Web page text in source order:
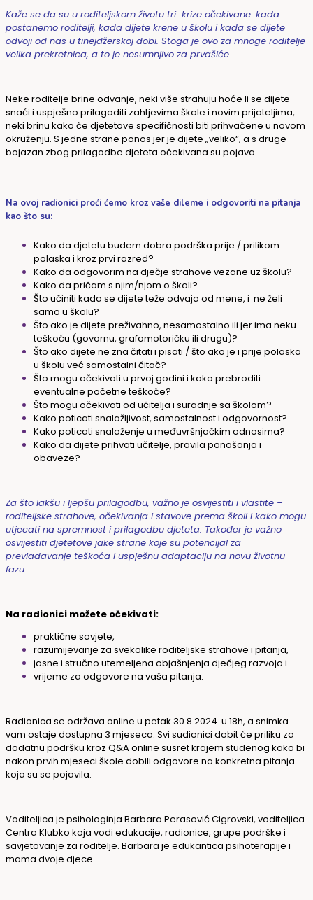
Kaže se da su u roditeljskom životu tri krize očekivane: kada
postanemo roditelji, kada dijete krene u školu i kada se dijete
odvoji od nas u tinejdžerskoj dobi. Stoga je ovo za mnoge roditelje
velika prekretnica, a to je nesumnjivo za prvašiće.
Neke roditelje brine odvanje, neki više strahuju hoće li se dijete
snaći i uspješno prilagoditi zahtjevima škole i novim prijateljima,
neki brinu kako će djetetove specifičnosti biti prihvaćene u novom
okruženju. S jedne strane ponos jer je dijete „veliko“, a s druge
bojazan zbog prilagodbe djeteta očekivana su pojava.
Na ovoj radionici proći ćemo kroz vaše dileme i odgovoriti na pitanja
kao što su:
Kako da djetetu budem dobra podrška prije / prilikom
polaska i kroz prvi razred?
Kako da odgovorim na dječje strahove vezane uz školu?
Kako da pričam s njim/njom o školi?
Što učiniti kada se dijete teže odvaja od mene, i ne želi
samo u školu?
Što ako je dijete preživahno, nesamostalno ili jer ima neku
teškoću (govornu, grafomotoričku ili drugu)?
Što ako dijete ne zna čitati i pisati / što ako je i prije polaska
u školu već samostalni čitač?
Što mogu očekivati u prvoj godini i kako prebroditi
eventualne početne teškoće?
Što mogu očekivati od učitelja i suradnje sa školom?
Kako poticati snalažljivost, samostalnost i odgovornost?
Kako poticati snalaženje u međuvršnjačkim odnosima?
Kako da dijete prihvati učitelje, pravila ponašanja i
obaveze?
Za što lakšu i ljepšu prilagodbu, važno je osvijestiti i vlastite –
roditeljske strahove, očekivanja i stavove prema školi i kako mogu
utjecati na spremnost i prilagodbu djeteta. Također je važno
osvijestiti djetetove jake strane koje su potencijal za
prevladavanje teškoća i uspješnu adaptaciju na novu životnu
fazu.
Na radionici možete očekivati:
praktične savjete,
razumijevanje za svekolike roditeljske strahove i pitanja,
jasne i stručno utemeljena objašnjenja dječjeg razvoja i
vrijeme za odgovore na vaša pitanja.
Radionica se održava online u petak 30.8.2024. u 18h, a snimka
vam ostaje dostupna 3 mjeseca. Svi sudionici dobit će priliku za
dodatnu podršku kroz Q&A online susret krajem studenog kako bi
nakon prvih mjeseci škole dobili odgovore na konkretna pitanja
koja su se pojavila.
Voditeljica je psihologinja Barbara Perasović Cigrovski, voditeljica
Centra Klubko koja vodi edukacije, radionice, grupe podrške i
savjetovanje za roditelje. Barbara je edukantica psihoterapije i
mama dvoje djece.